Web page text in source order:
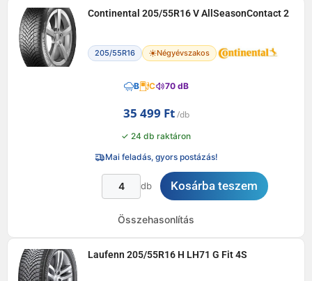
Continental 205/55R16 V AllSeasonContact 2
205/55R16 Négyévszakos
B C 70 dB
35 499 Ft
✓ 24 db raktáron
Mai feladás, gyors postázás!
db Kosárba teszem
Összehasonlítás
Laufenn 205/55R16 H LH71 G Fit 4S